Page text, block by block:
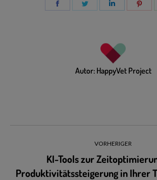
Autor:HappyVet Project
VORHERIGER
KI-Tools zur
Produktivitätssteigerung in Ihrer